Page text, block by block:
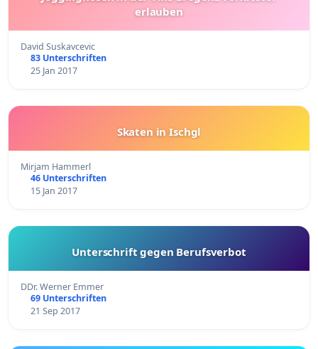
erlauben
David Suskavcevic
83 Unterschriften
25 Jan 2017
Skaten in Ischgl
Mirjam Hammerl
46 Unterschriften
15 Jan 2017
Unterschrift gegen Berufsverbot
DDr. Werner Emmer
69 Unterschriften
21 Sep 2017